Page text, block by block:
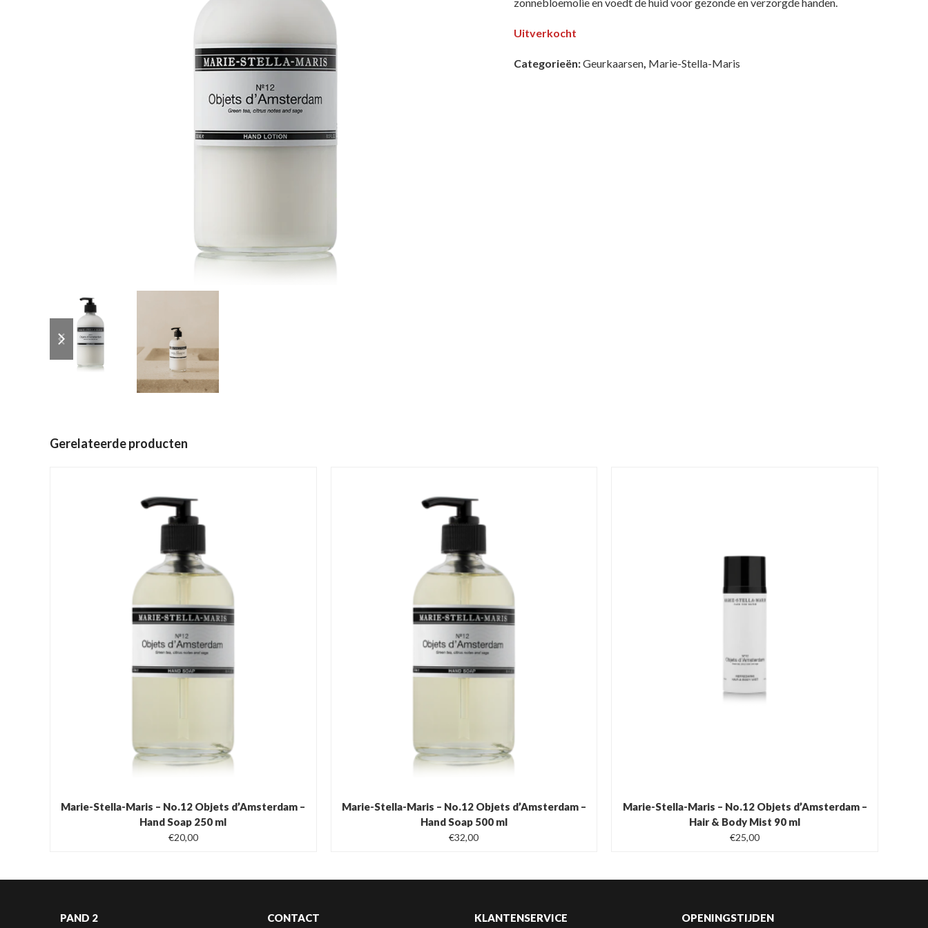
previous
slide
next
slide
Uitverkocht
Categorieën:Geurkaarsen, Marie-Stella-Maris
Gerelateerde producten
Marie-Stella-Maris – No.12 Objets d’Amsterdam –
Hand Soap 250 ml
€20,00
Marie-Stella-Maris – No.12 Objets d’Amsterdam –
Hand Soap 500 ml
€32,00
Marie-Stella-Maris – No.12 Objets d’Amsterdam –
Hair & Body Mist 90 ml
€25,00
PAND 2 CONTACT KLANTENSERVICE OPENINGSTIJDEN